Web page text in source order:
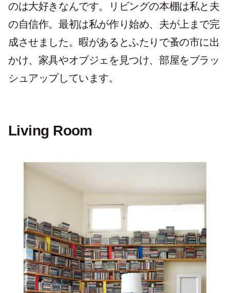
のは大好きなんです。リビングの本棚は私と夫
の自信作。最初は私が作り始め、夫が上まで完
成させました。暇があるとふたりで蚤の市に出
かけ、家具やオブジェを見つけ、部屋をブラッ
シュアップしています。
Living Room